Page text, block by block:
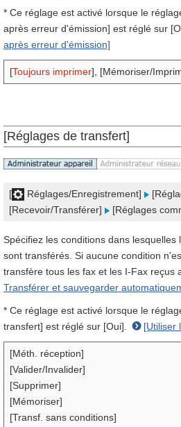
* Ce réglage est activé lorsque le
après erreur d'émission] est réglé sur
après erreur d'émission]
[Toujours imprimer], [Mémoriser/
[Réglages de transfert]
[ Réglages/Enregistrement]
[Recevoir/Transférer]
[Réglages
Spécifiez les conditions dans
sont transférés. Si aucune condition
transfère tous les fax et les I-Fax reçus
Transférer et sauvegarder
* Ce réglage est activé lorsque le
transfert] est réglé sur [Oui].
[Utiliser
[Méth. réception]
[Valider/Invalider]
[Supprimer]
[Mémoriser]
[Transf. sans conditions]